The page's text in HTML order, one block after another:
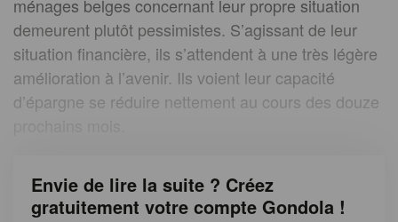
ménages belges concernant leur propre situation
demeurent plutôt pessimistes. S’agissant de leur
situation financière, ils s’attendent à une très légère
amélioration à l’avenir. Ils voient leur capacité
d’épargne se réduire nettement au cours des douze
Envie de lire la suite ? Créez
gratuitement votre compte Gondola !